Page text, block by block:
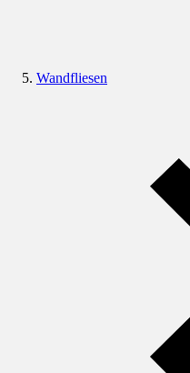
Wandfliesen